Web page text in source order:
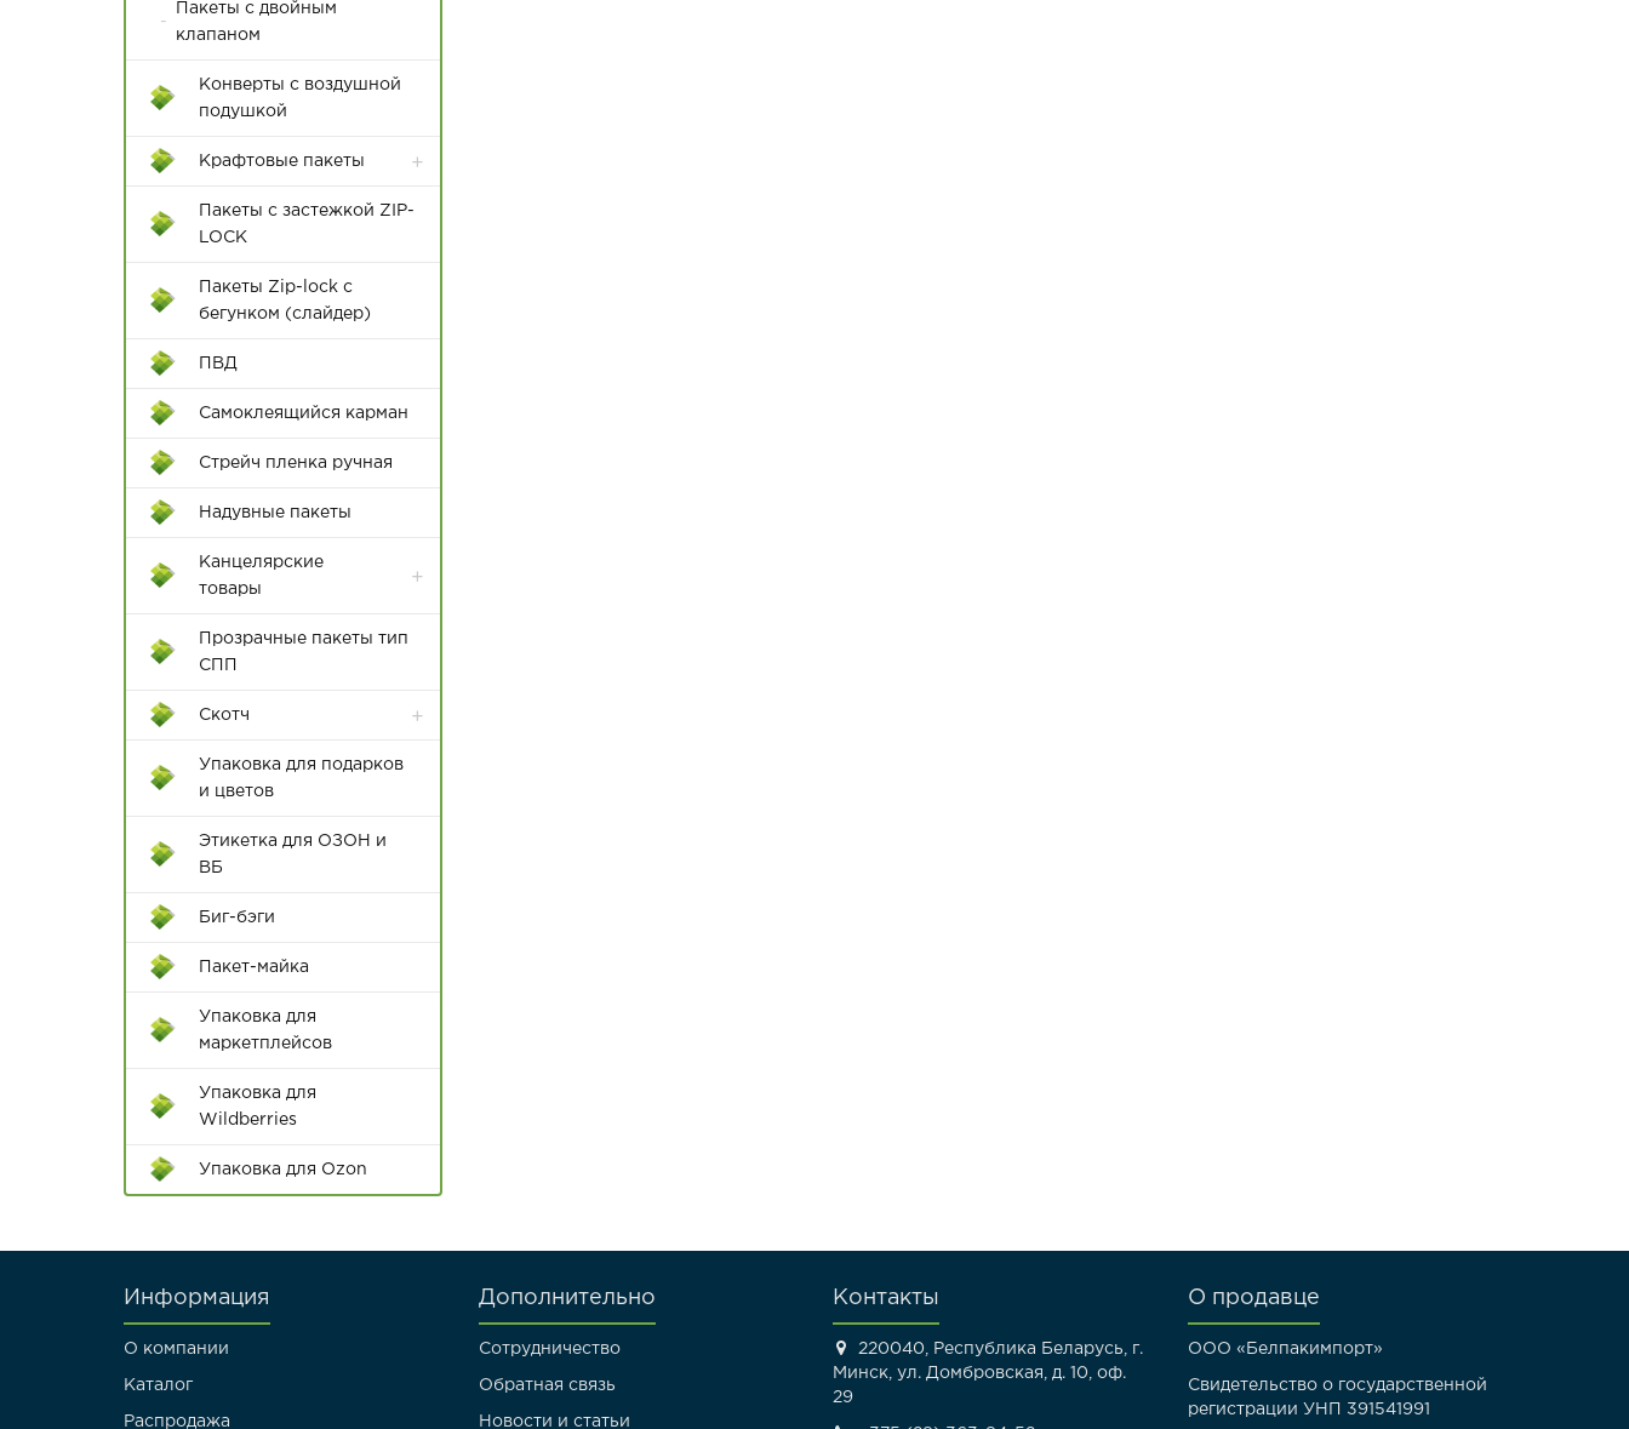
Пакеты с двойным
клапаном
Конверты с воздушной
подушкой
Крафтовые пакеты
Пакеты с крученой ручкой
Пакеты с плоской с ручкой
Пакеты с застежкой ZIP-
LOCK
Пакеты Zip-lock с
бегунком (слайдер)
ПВД
Самоклеящийся карман
Стрейч пленка ручная
Надувные пакеты
Канцелярские
товары
Бумажная продукция
канцелярские
Пишущие
Прозрачные пакеты тип
СПП
Скотч
Диспенсеры для клейкой
Цветной скотч
Упаковка для подарков
и цветов
Этикетка для ОЗОН и
ВБ
Биг-бэги
Пакет-майка
Упаковка для
маркетплейсов
Упаковка для
Wildberries
Упаковка для Ozon
Информация
О компании
Каталог
Распродажа
Дополнительно
Сотрудничество
Обратная связь
Новости и статьи
Контакты
220040, Республика Беларусь, г.
Минск, ул. Домбровская, д. 10, оф.
29
О продавце
ООО «Белпакимпорт»
Свидетельство о государственной
регистрации УНП 391541991